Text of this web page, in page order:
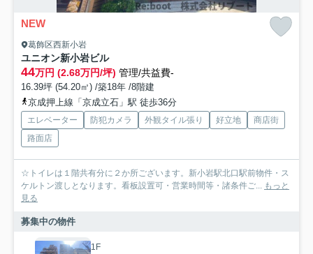
NEW
葛飾区西新小岩
ユニオン新小岩ビル
44万円 (2.68万円/坪) 管理/共益費-
16.39坪 (54.20㎡) /築18年 /8階建
京成押上線「京成立石」駅 徒歩36分
エレベーター 防犯カメラ 外観タイル張り 好立地
商店街
路面店
☆トイレは１階共有分に２か所ございます。新小岩駅北口駅前物件・ス
ケルトン渡しとなります。看板設置可・営業時間等・諸条件ご... もっと
見る
募集中の物件
1F